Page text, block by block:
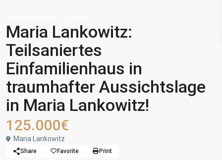
Maria Lankowitz:
Teilsaniertes
Einfamilienhaus in
traumhafter Aussichtslage
in Maria Lankowitz!
125.000€
Maria Lankowitz
Share Favorite Print